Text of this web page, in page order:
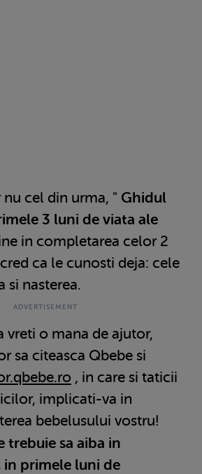
cel din urma, " Ghidul
3 luni de viata ale
in completarea celor 2
ca le cunosti deja: cele
si nasterea.
vreti o mana de ajutor,
sa citeasca Qbebe si
, in care si taticii
implicati-va in
bebelusului vostru!
trebuie sa aiba in
primele luni de